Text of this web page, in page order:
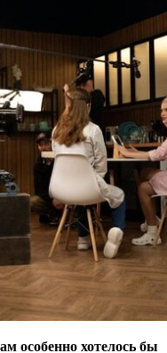
особенно хотелось бы